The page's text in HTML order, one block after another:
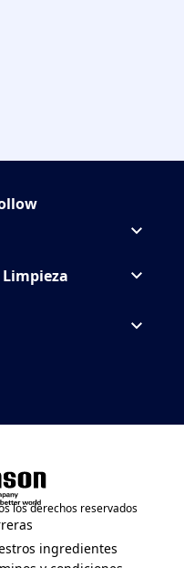
MrMuscle en
in a new tab)
tab)
los derechos reservados
in a new tab)
ingredientes
in a new tab)